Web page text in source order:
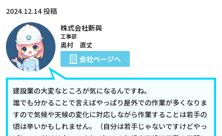
2024.12.14 投稿
株式会社新興
工事部
奥村 直丈
会社ページへ
建設業の大変なところが気になるんですね。
誰でも分かることで言えばやっぱり屋外での作業が多くなりま
すので気候や天候の変化に対応しながら作業することは若手の
頃は辛いかもしれません。（自分は若手じゃないですけどやっ